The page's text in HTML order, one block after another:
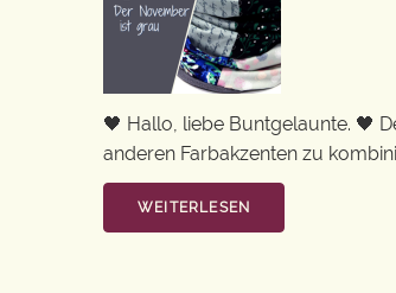
🖤 Hallo, liebe Buntgelaunte. 🖤
anderen Farbakzenten zu
WEITERLESEN